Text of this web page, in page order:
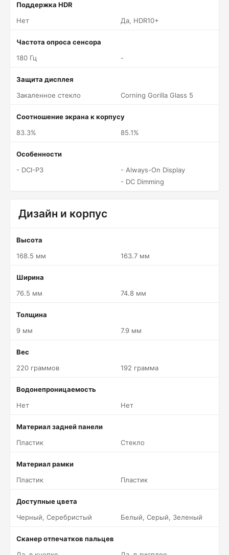
Поддержка HDR
Нет
Да, HDR10+
Частота опроса сенсора
180 Гц
-
Защита дисплея
Закаленное стекло
Corning Gorilla Glass 5
Соотношение экрана к корпусу
83.3%
85.1%
Особенности
- DCI-P3
- Always-On Display
- DC Dimming
Дизайн и корпус
Высота
168.5 мм
163.7 мм
Ширина
76.5 мм
74.8 мм
Толщина
9 мм
7.9 мм
Вес
220 граммов
192 грамма
Водонепроницаемость
Нет
Нет
Материал задней панели
Пластик
Стекло
Материал рамки
Пластик
Пластик
Доступные цвета
Черный, Серебристый
Белый, Серый, Зеленый
Сканер отпечатков пальцев